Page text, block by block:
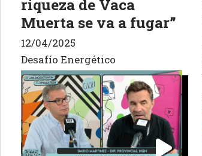
riqueza de Vaca
Muerta se va a fugar”
Desafío Energético
12/04/2025